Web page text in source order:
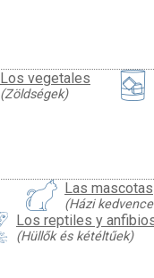
Los vegetales
(Zöldségek)
Las mascotas
(Házi
Los reptiles y
(Hüllők és kétéltűek)